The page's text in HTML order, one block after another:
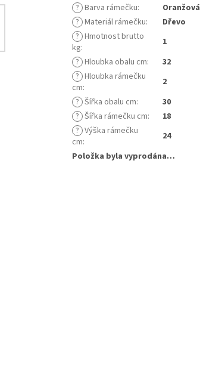
? Barva rámečku:
Oranžová
? Materiál rámečku:
Dřevo
? Hmotnost brutto
kg:
1
? Hloubka obalu cm:
32
? Hloubka rámečku
cm:
2
? Šířka obalu cm:
30
? Šířka rámečku cm:
18
? Výška rámečku
cm:
24
Položka byla vyprodána…